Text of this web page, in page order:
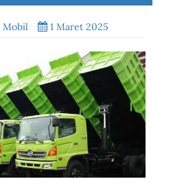
Mobil 1 Maret 2025